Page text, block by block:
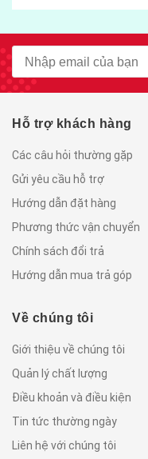
Hỗ trợ khách hàng
Các câu hỏi thường gặp
Gửi yêu cầu hỗ trợ
Hướng dẫn đặt hàng
Phương thức vận chuyển
Chính sách đổi trả
Hướng dẫn mua trả góp
Về chúng tôi
Giới thiệu về chúng tôi
Quản lý chất lượng
Điều khoản và điều kiện
Tin tức thường ngày
Liên hệ với chúng tôi